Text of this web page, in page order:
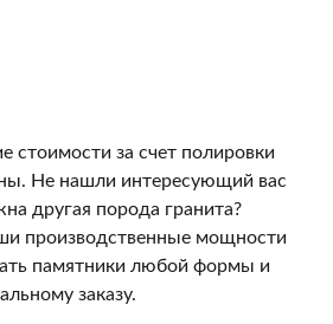
стоимости за счет полировки
Не нашли интересующий вас
другая порода гранита?
производственные мощности
памятники любой формы и
заказу.